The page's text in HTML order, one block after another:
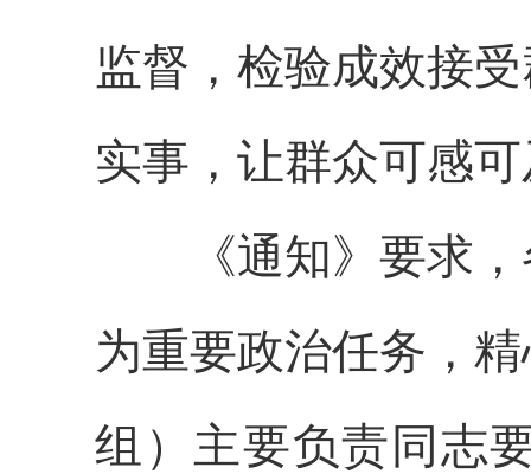
监督，检验成效接
实事，让群众可感
《通知》要求
为重要政治任务，
组）主要负责同志